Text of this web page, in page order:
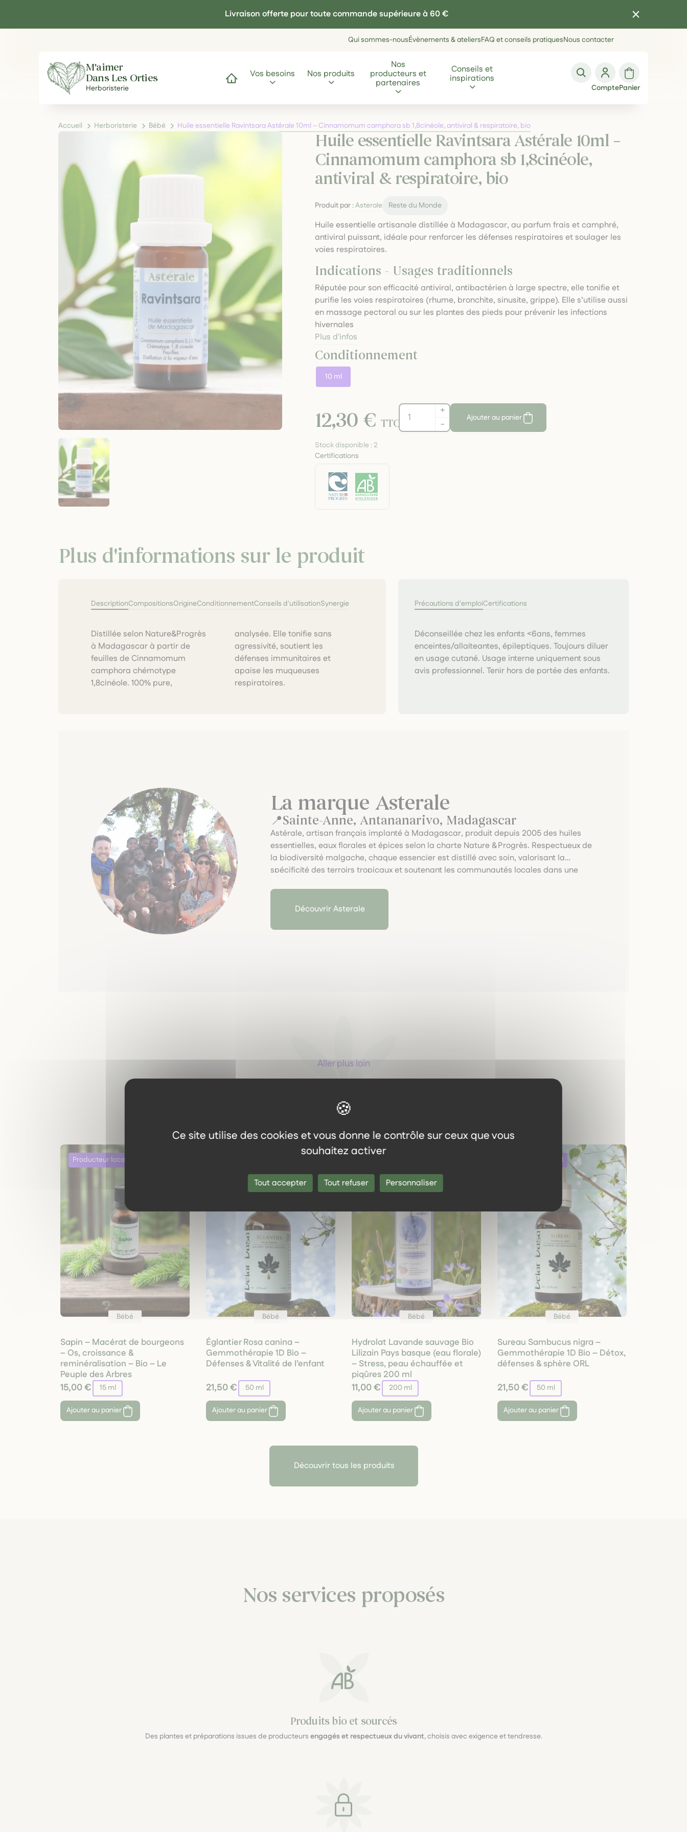
Ce site utilise des cookies et vous donne le contrôle sur ceux que vous
souhaitez activer
Tout accepter Tout refuser Personnaliser
Livraison offerte pour toute commande supérieure à 60 €
Qui sommes-nousÉvènements & ateliersFAQ et conseils pratiquesNous contacter
M'aimer
Dans Les Orties
Herboristerie
Accueil
Vos besoins Nos produits
Nos
producteurs et
partenaires
Conseils et
inspirations
ComptePanier
Accueil Herboristerie Bébé Huile essentielle Ravintsara Astérale 10ml – Cinnamomum camphora sb 1,8cinéole, antiviral & respiratoire, bio
Huile essentielle Ravintsara Astérale 10ml –
Cinnamomum camphora sb 1,8cinéole,
antiviral & respiratoire, bio
Produit par :Asterale Reste du Monde
Huile essentielle artisanale distillée à Madagascar, au parfum frais et camphré,
antiviral puissant, idéale pour renforcer les défenses respiratoires et soulager les
voies respiratoires.
Indications - Usages traditionnels
Réputée pour son efficacité antiviral, antibactérien à large spectre, elle tonifie et
purifie les voies respiratoires (rhume, bronchite, sinusite, grippe). Elle s’utilise aussi
en massage pectoral ou sur les plantes des pieds pour prévenir les infections
hivernales
Plus d'infos
Conditionnement
10 ml
12,30 € TTC
+
-
Ajouter au panier
Stock disponible : 2
Certifications
Plus d'informations sur le produit
DescriptionCompositionsOrigineConditionnementConseils d'utilisationSynergie
Distillée selon Nature&Progrès
à Madagascar à partir de
feuilles de Cinnamomum
camphora chémotype
1,8cinéole. 100% pure,
analysée. Elle tonifie sans
agressivité, soutient les
défenses immunitaires et
apaise les muqueuses
respiratoires.
Précautions d'emploiCertifications
Déconseillée chez les enfants <6ans, femmes
enceintes/allaiteantes, épileptiques. Toujours diluer
en usage cutané. Usage interne uniquement sous
avis professionnel. Tenir hors de portée des enfants.
La marque Asterale
Sainte-Anne, Antananarivo, Madagascar
Astérale, artisan français implanté à Madagascar, produit depuis 2005 des huiles
essentielles, eaux florales et épices selon la charte Nature & Progrès. Respectueux de
la biodiversité malgache, chaque essencier est distillé avec soin, valorisant la
spécificité des terroirs tropicaux et soutenant les communautés locales dans une
Découvrir Asterale
Aller plus loin
même gamme
Bébé
Sapin – Macérat de bourgeons
– Os, croissance &
reminéralisation – Bio – Le
Peuple des Arbres
15,00 € 15 ml
Ajouter au panier
Bébé
Églantier Rosa canina –
Gemmothérapie 1D Bio –
Défenses & Vitalité de l’enfant
21,50 € 50 ml
Ajouter au panier
Bébé
Hydrolat Lavande sauvage Bio
Lilizain Pays basque (eau florale)
– Stress, peau échauffée et
piqûres 200 ml
11,00 € 200 ml
Ajouter au panier
Bébé
Sureau Sambucus nigra –
Gemmothérapie 1D Bio – Détox,
défenses & sphère ORL
21,50 € 50 ml
Ajouter au panier
Découvrir tous les produits
Nos services proposés
Produits bio et sourcés
Des plantes et préparations issues de producteurs engagés et respectueux du vivant, choisis avec exigence et tendresse.